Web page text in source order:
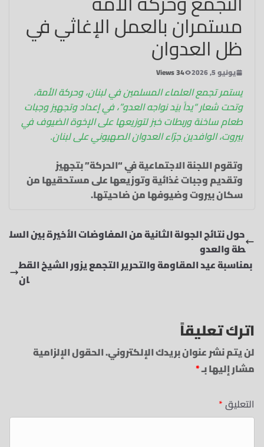
مستمران بالعمل الإغاثي في
ظل العدوان
يونيو 5, 2026 34 Views
يستمر تجمع العلماء المسلمين في لبنان، وحركة الأمة،
وتحت شعار “يداً بيَد نواجه العدو”، في إعداد وتجهيز وجبات
طعام ساخنة وربطات خبز لتوزيعها على الإخوة الضيوف في
بيروت، الوافدين جرّاء العدوان الصهيوني على لبنان.
وتقوم اللجنة الاجتماعية في “الحركة” بتجهيز
وتقديم وجبات غذائية وتوزيعها على مستحقيها من
سكان بيروت وضيوفها من ضاحيتها.
حول نتائج الجولة الثانية من المفاوضات الأخيرة بين السل
طة والعدو
‏بمناسبة عيد المقاومة والتحرير التجمع يزور الشيخ القط
ان
اترك تعليقاً
لن يتم نشر عنوان بريدك الإلكتروني.الحقول الإلزامية
مشار إليها بـ*
التعليق*